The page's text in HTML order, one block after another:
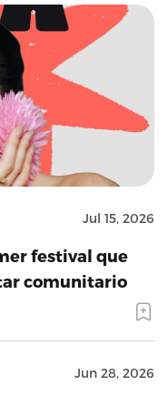
Jul 15, 2026
festival que
comunitario
Jun 28, 2026